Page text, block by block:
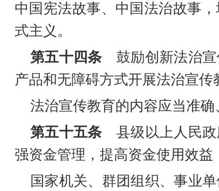
中国宪法故事、中国法治故事
式主义。
第五十四条 鼓励创新法治宣
产品和无障碍方式开展法治宣传
法治宣传教育的内容应当准
第五十五条 县级以上人民政
强资金管理，提高资金使用效
国家机关、群团组织、事业